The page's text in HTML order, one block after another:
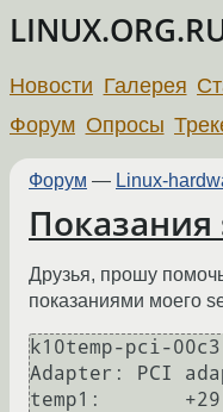
Новости Галерея
Форум Опросы
Форум — Linux-
Показания
Друзья, прошу
показаниями моего
k10temp-pci-00c3
Adapter: PCI
temp1: